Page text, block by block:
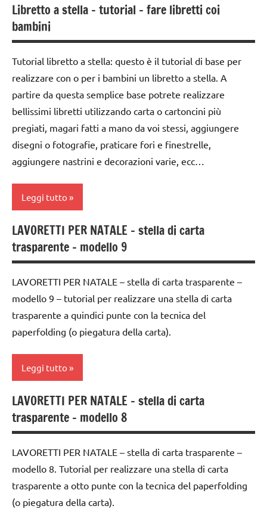
DIDATTICA
WALDORF
LINGUAGGIO
Natale
SCIENZE
scienze:
piante
STAGIONI
TUTTI GLI
TUTTI GLI
ARTICOLI
per
Natale
Natale
origami
TUTORIAL
TUTTI GLI
ARGOMENTI
PER ETA'
ARTICOLI
1a
settimana
di
avvento
albero
di
Natale
carta
dai
3 ai
anni
6
anni
natalizie
FESTE
DELL'ANNO
lavoretti
per
Natale
Natale
origami
TUTORIAL
TUTTI GLI
Libretto a stella – tutorial – fare libretti coi
bambini
Tutorial libretto a stella: questo è il tutorial di base per
realizzare con o per i bambini un libretto a stella. A
partire da questa semplice base potrete realizzare
bellissimi libretti utilizzando carta o cartoncini più
pregiati, magari fatti a mano da voi stessi, aggiungere
disegni o fotografie, praticare fori e finestrelle,
aggiungere nastrini e decorazioni varie, ecc…
Leggi tutto
carta
libri
a
mano
TUTORIAL
LAVORETTI PER NATALE – stella di carta
trasparente – modello 9
LAVORETTI PER NATALE – stella di carta trasparente –
modello 9 – tutorial per realizzare una stella di carta
trasparente a quindici punte con la tecnica del
paperfolding (o piegatura della carta).
Leggi tutto
ARTE
IMMAGINE
classe
classe
LAVORETTI PER NATALE – stella di carta
trasparente – modello 8
LAVORETTI PER NATALE – stella di carta trasparente –
modello 8. Tutorial per realizzare una stella di carta
trasparente a otto punte con la tecnica del paperfolding
(o piegatura della carta).